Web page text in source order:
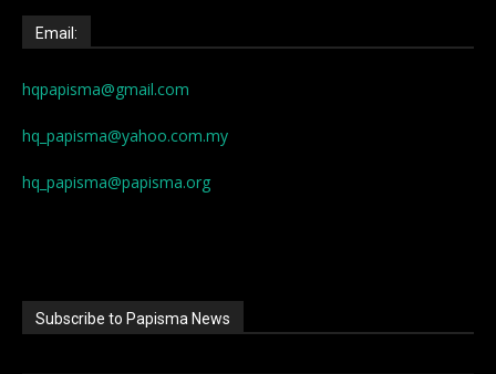
Email:
hqpapisma@gmail.com
hq_papisma@yahoo.com.my
hq_papisma@papisma.org
Subscribe to Papisma News